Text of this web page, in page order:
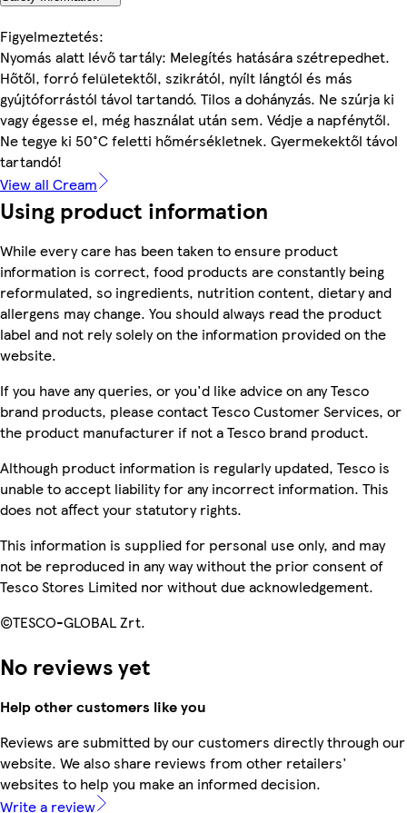
Figyelmeztetés:
Nyomás alatt lévő tartály: Melegítés hatására szétrepedhet.
Hőtől, forró felületektől, szikrától, nyílt lángtól és más
gyújtóforrástól távol tartandó. Tilos a dohányzás. Ne szúrja ki
vagy égesse el, még használat után sem. Védje a napfénytől.
Ne tegye ki 50°C feletti hőmérsékletnek. Gyermekektől távol
tartandó!
View all Cream
Using product information
While every care has been taken to ensure product
information is correct, food products are constantly being
reformulated, so ingredients, nutrition content, dietary and
allergens may change. You should always read the product
label and not rely solely on the information provided on the
website.
If you have any queries, or you'd like advice on any Tesco
brand products, please contact Tesco Customer Services, or
the product manufacturer if not a Tesco brand product.
Although product information is regularly updated, Tesco is
unable to accept liability for any incorrect information. This
does not affect your statutory rights.
This information is supplied for personal use only, and may
not be reproduced in any way without the prior consent of
Tesco Stores Limited nor without due acknowledgement.
©TESCO-GLOBAL Zrt.
No reviews yet
Help other customers like you
Reviews are submitted by our customers directly through our
website. We also share reviews from other retailers'
websites to help you make an informed decision.
Write a review